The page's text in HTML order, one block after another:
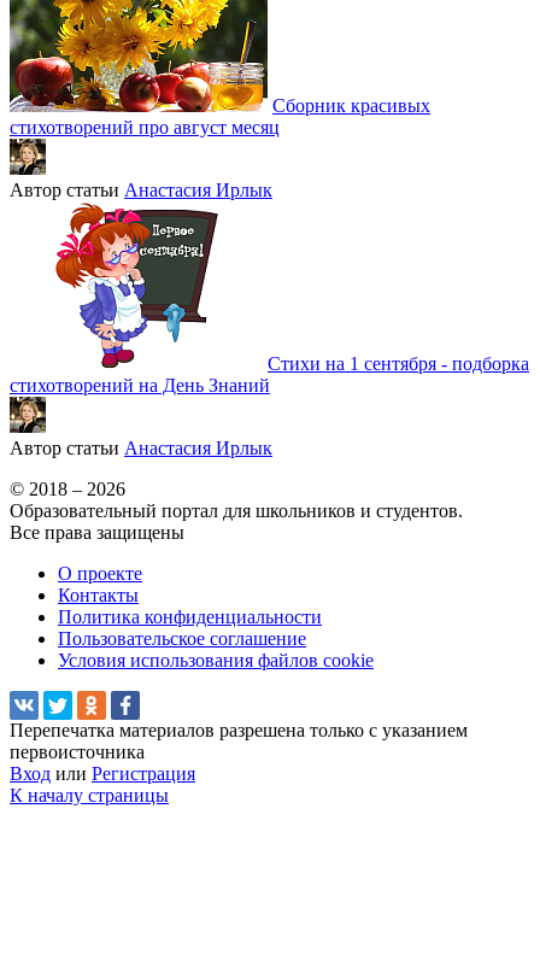
Сборник красивых
стихотворений про август месяц
Автор статьи Анастасия Ирлык
Стихи на 1 сентября - подборка
стихотворений на День Знаний
Автор статьи Анастасия Ирлык
© 2018 – 2026
Образовательный портал для школьников и студентов.
Все права защищены
О проекте
Контакты
Политика конфиденциальности
Пользовательское соглашение
Условия использования файлов cookie
Перепечатка материалов разрешена только с указанием
первоисточника
Вход или Регистрация
К началу страницы